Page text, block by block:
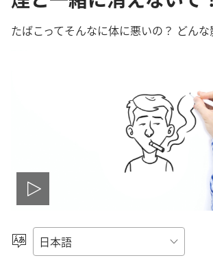
ブ
たばこってそんなに体に悪いの？ どんな
ビ
デ
言